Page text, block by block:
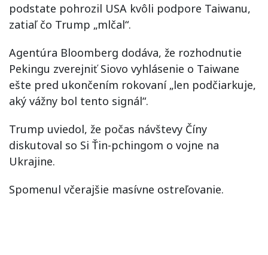
podstate pohrozil USA kvôli podpore Taiwanu,
zatiaľ čo Trump „mlčal“.
Agentúra Bloomberg dodáva, že rozhodnutie
Pekingu zverejniť Siovo vyhlásenie o Taiwane
ešte pred ukončením rokovaní „len podčiarkuje,
aký vážny bol tento signál“.
Trump uviedol, že počas návštevy Číny
diskutoval so Si Ťin-pchingom o vojne na
Ukrajine.
Spomenul včerajšie masívne ostreľovanie.